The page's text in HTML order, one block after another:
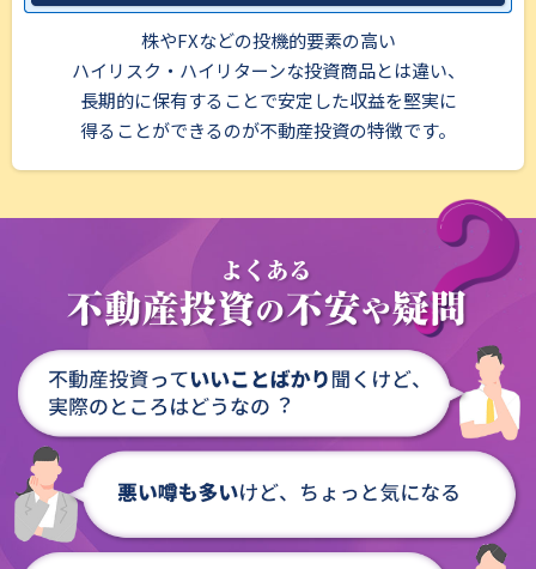
株やFXなどの投機的要素の高い
ハイリスク・ハイリターンな投資商品とは違い、
長期的に保有することで安定した収益を堅実に
得ることができるのが不動産投資の特徴です。